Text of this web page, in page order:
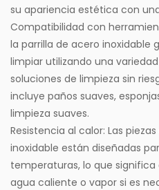
su apariencia estética con
Compatibilidad con
la parrilla de acero inoxidable
limpiar utilizando una
soluciones de limpieza sin
incluye paños suaves,
limpieza suaves.
Resistencia al calor: Las
inoxidable están diseñadas
temperaturas, lo que
agua caliente o vapor si es